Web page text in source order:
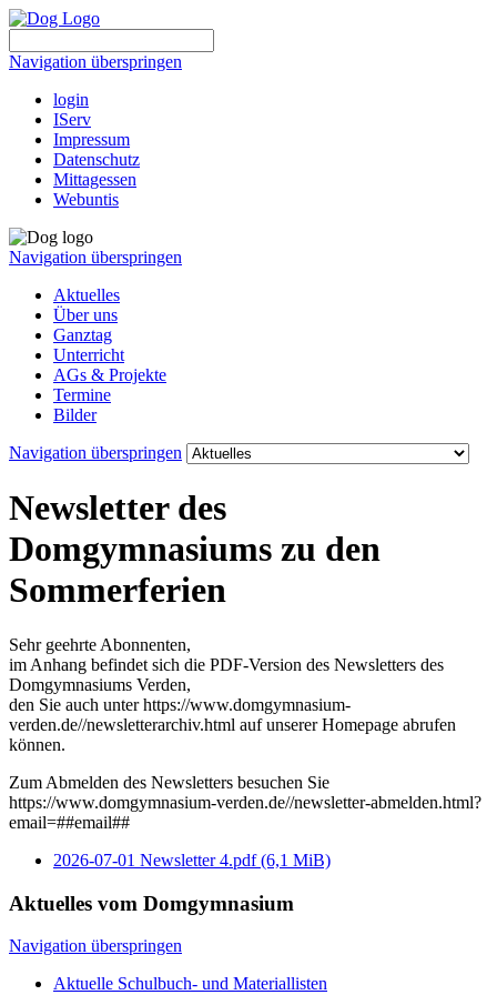
Navigation überspringen
login
IServ
Impressum
Datenschutz
Mittagessen
Webuntis
Navigation überspringen
Aktuelles
Über uns
Ganztag
Unterricht
AGs & Projekte
Termine
Bilder
Navigation überspringen
Newsletter des
Domgymnasiums zu den
Sommerferien
Sehr geehrte Abonnenten,
im Anhang befindet sich die PDF-Version des Newsletters des
Domgymnasiums Verden,
den Sie auch unter https://www.domgymnasium-
verden.de//newsletterarchiv.html auf unserer Homepage abrufen
können.
Zum Abmelden des Newsletters besuchen Sie
https://www.domgymnasium-verden.de//newsletter-abmelden.html?
email=##email##
2026-07-01 Newsletter 4.pdf(6,1 MiB)
Aktuelles vom Domgymnasium
Navigation überspringen
Aktuelle Schulbuch- und Materiallisten